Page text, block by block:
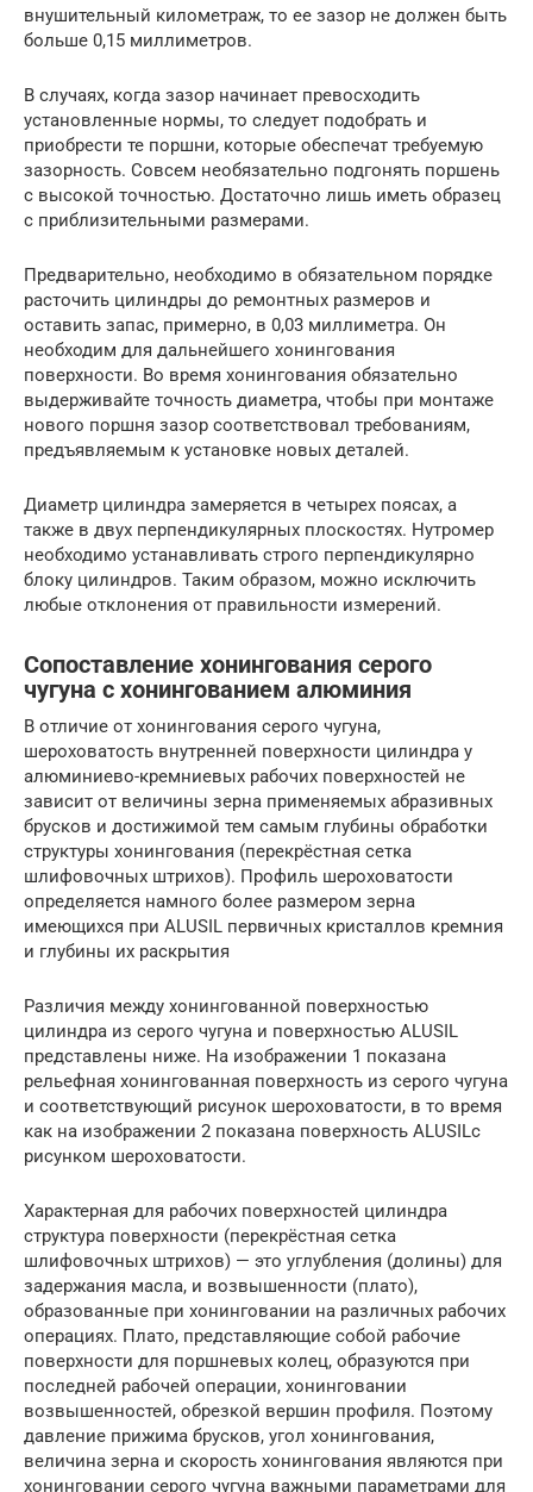
внушительный километраж, то ее зазор не должен быть
больше 0,15 миллиметров.
В случаях, когда зазор начинает превосходить
установленные нормы, то следует подобрать и
приобрести те поршни, которые обеспечат требуемую
зазорность. Совсем необязательно подгонять поршень
с высокой точностью. Достаточно лишь иметь образец
с приблизительными размерами.
Предварительно, необходимо в обязательном порядке
расточить цилиндры до ремонтных размеров и
оставить запас, примерно, в 0,03 миллиметра. Он
необходим для дальнейшего хонингования
поверхности. Во время хонингования обязательно
выдерживайте точность диаметра, чтобы при монтаже
нового поршня зазор соответствовал требованиям,
предъявляемым к установке новых деталей.
Диаметр цилиндра замеряется в четырех поясах, а
также в двух перпендикулярных плоскостях. Нутромер
необходимо устанавливать строго перпендикулярно
блоку цилиндров. Таким образом, можно исключить
любые отклонения от правильности измерений.
Сопоставление хонингования серого
чугуна с хонингованием алюминия
В отличие от хонингования серого чугуна,
шероховатость внутренней поверхности цилиндра у
алюминиево-кремниевых рабочих поверхностей не
зависит от величины зерна применяемых абразивных
брусков и достижимой тем самым глубины обработки
структуры хонингования (перекрёстная сетка
шлифовочных штрихов). Профиль шероховатости
определяется намного более размером зерна
имеющихся при ALUSIL первичных кристаллов кремния
и глубины их раскрытия
Различия между хонингованной поверхностью
цилиндра из серого чугуна и поверхностью ALUSIL
представлены ниже. На изображении 1 показана
рельефная хонингованная поверхность из серого чугуна
и соответствующий рисунок шероховатости, в то время
как на изображении 2 показана поверхность ALUSILc
рисунком шероховатости.
Характерная для рабочих поверхностей цилиндра
структура поверхности (перекрёстная сетка
шлифовочных штрихов) — это углубления (долины) для
задержания масла, и возвышенности (плато),
образованные при хонинговании на различных рабочих
операциях. Плато, представляющие собой рабочие
поверхности для поршневых колец, образуются при
последней рабочей операции, хонинговании
возвышенностей, обрезкой вершин профиля. Поэтому
давление прижима брусков, угол хонингования,
величина зерна и скорость хонингования являются при
хонинговании серого чугуна важными параметрами для